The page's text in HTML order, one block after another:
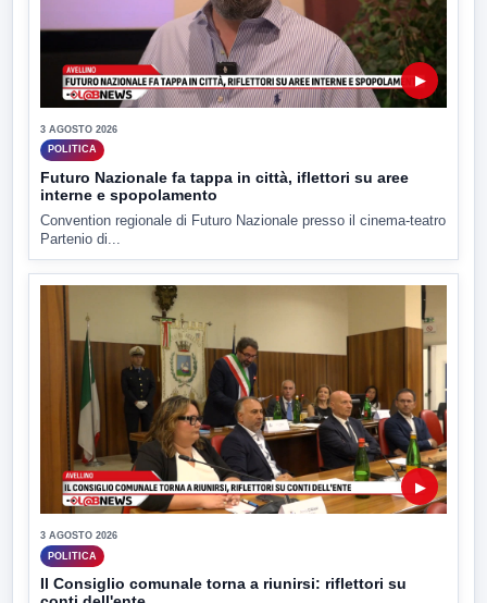
▶
3 AGOSTO 2026
POLITICA
Futuro Nazionale fa tappa in città, iflettori su aree
interne e spopolamento
Convention regionale di Futuro Nazionale presso il cinema-teatro
Partenio di...
▶
3 AGOSTO 2026
POLITICA
Il Consiglio comunale torna a riunirsi: riflettori su